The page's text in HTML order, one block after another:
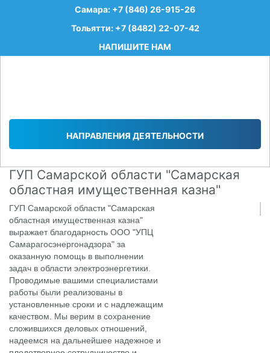
Самара: +7 (846) 26-915-26
Тольятти: +7 (8482) 22-07-42
НАПИШИТЕ НАМ
НАПРАВЛЕНИЯ ДЕЯТЕЛЬНОСТИ
ГУП Самарской области "Самарская
областная имущественная казна"
ГУП Самарской области "Самарская
областная имущественная казна"
выражает благодарность ООО "УПЦ
Самарагосэнергонадзора" за
оказанную помощь в выполнении
задач в области электроэнергетики.
Проводимые вашими специалистами
работы были реализованы в
установленные сроки и с надлежащим
качеством. Мы верим в сохранение
сложившихся деловых отношений,
надеемся на дальнейшее надежное и